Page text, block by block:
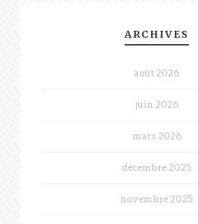
ARCHIVES
août 2026
juin 2026
mars 2026
décembre 2025
novembre 2025